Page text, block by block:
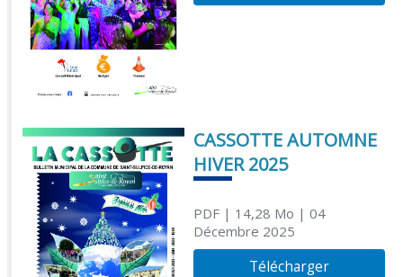
CASSOTTE AUTOMNE
HIVER 2025
PDF| 14,28 Mo | 04
Décembre 2025
Télécharger